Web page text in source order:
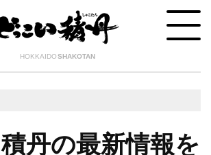
HOKKAIDOSHAKOTAN
積丹の最新情報を